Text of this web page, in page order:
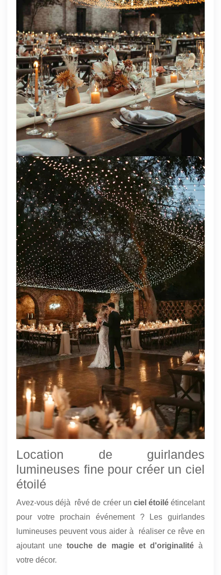
Location de guirlandes
lumineuses fine pour créer un ciel
étoilé
Avez-vous déjà rêvé de créer un ciel étoiléétincelant
pour votre prochain événement ? Les guirlandes
lumineuses peuvent vous aider à réaliser ce rêve en
ajoutant unetouche de magie et d'originalitéà
votre décor.